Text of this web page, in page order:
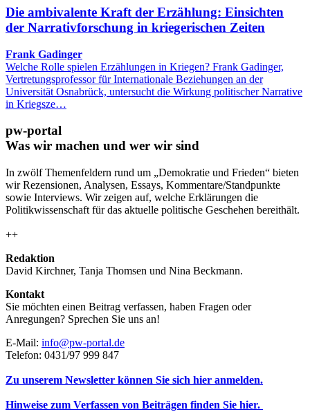
Die ambivalente Kraft der Erzählung: Einsichten
der Narrativforschung in kriegerischen Zeiten
Frank Gadinger
Welche Rolle spielen Erzählungen in Kriegen? Frank Gadinger,
Vertretungsprofessor für Internationale Beziehungen an der
Universität Osnabrück, untersucht die Wirkung politischer Narrative
in Kriegsze…
pw-portal
Was wir machen und wer wir sind
In zwölf Themenfeldern rund um „Demokratie und Frieden“ bieten
wir Rezensionen, Analysen, Essays, Kommentare/Standpunkte
sowie Interviews. Wir zeigen auf, welche Erklärungen die
Politikwissenschaft für das aktuelle politische Geschehen bereithält.
++
Redaktion
David Kirchner, Tanja Thomsen und Nina Beckmann.
Kontakt
Sie möchten einen Beitrag verfassen, haben Fragen oder
Anregungen? Sprechen Sie uns an!
E-Mail: info@pw-portal.de
Telefon: 0431/97 999 847
Zu unserem Newsletter können Sie sich hier anmelden.
Hinweise zum Verfassen von Beiträgen finden Sie hier.